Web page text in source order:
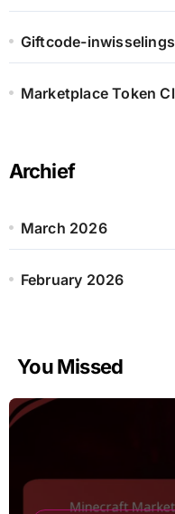
Giftcode-
Marketplace Token
Archief
March 2026
February 2026
You Missed